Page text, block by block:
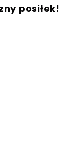
posiłek!